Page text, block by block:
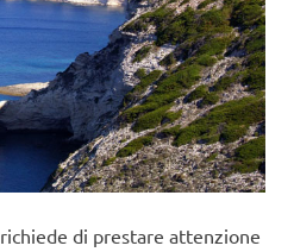
richiede di prestare attenzione